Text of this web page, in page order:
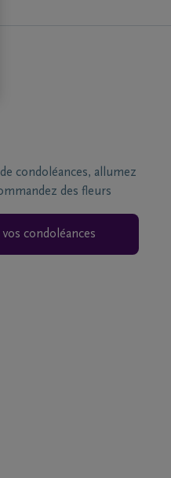
condoléances, allumez
des fleurs
condoléances